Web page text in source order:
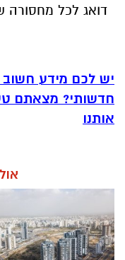
דואג לכל מחסורה
יש לכם מידע
חדשותי? מצאתם
אותנו